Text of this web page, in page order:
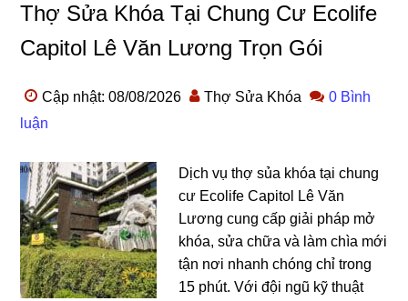
Thợ Sửa Khóa Tại Chung Cư Ecolife
Capitol Lê Văn Lương Trọn Gói
Cập nhật: 08/08/2026 Thợ Sửa Khóa
0 Bình
luận
Dịch vụ thợ sủa khóa tại chung
cư Ecolife Capitol Lê Văn
Lương cung cấp giải pháp mở
khóa, sửa chữa và làm chìa mới
tận nơi nhanh chóng chỉ trong
15 phút. Với đội ngũ kỹ thuật